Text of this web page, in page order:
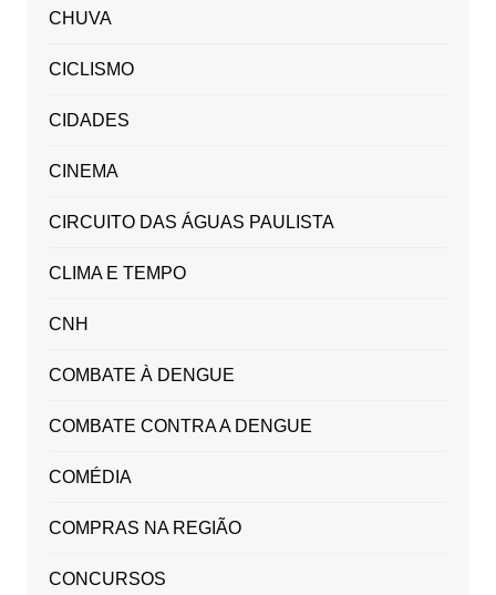
CHUVA
CICLISMO
CIDADES
CINEMA
CIRCUITO DAS ÁGUAS PAULISTA
CLIMA E TEMPO
CNH
COMBATE À DENGUE
COMBATE CONTRA A DENGUE
COMÉDIA
COMPRAS NA REGIÃO
CONCURSOS